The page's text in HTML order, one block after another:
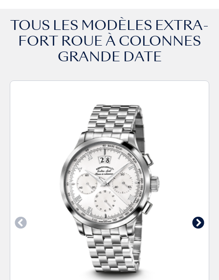
TOUS LES MODÈLES EXTRA-
FORT ROUE À COLONNES
GRANDE DATE